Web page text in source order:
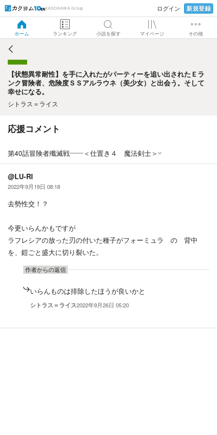
KADOKAWA Group ログイン 新規登録
ホーム ランキング 小説を探す マイページ その他
【状態異常耐性】を手に入れたがパーティーを追い出された
Ｅランク冒険者、危険度ＳＳアルラウネ（美少女）と出会
う。そして幸せになる。
【状態異常耐性】を手に入れたがパーティーを追い出されたＥラ
ンク冒険者、危険度ＳＳアルラウネ（美少女）と出会う。そして
幸せになる。
シトラス＝ライス
応援コメント
第40話冒険者殲滅戦――＜仕置き４ 魔法剣士＞
@LU-RI
2022年9月19日 08:18
去勢性交！？
今更いらんかもですが
ラフレシアの放った刃の付いた種子がフォーミュラ の 背中
を、鎧ごと盛大に切り裂いた。
作者からの返信
いらんものは排除したほうが良いかと
シトラス＝ライス2022年9月26日 05:20